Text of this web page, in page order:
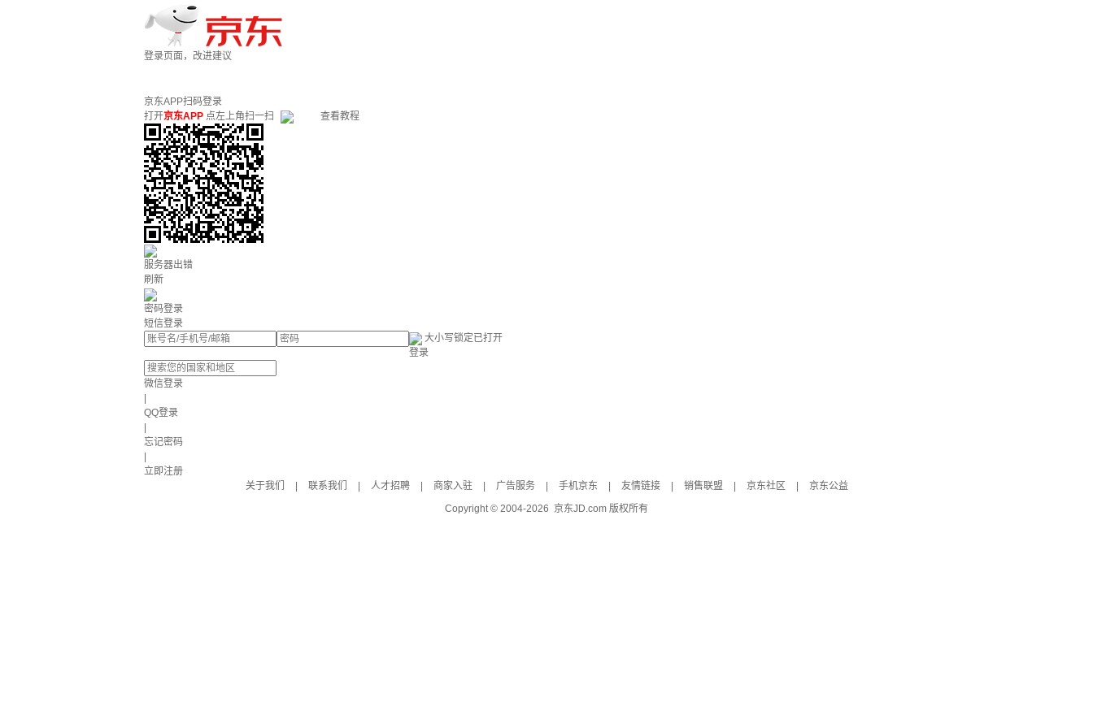
登录页面，改进建议
京东APP扫码登录
打开京东APP 点左上角扫一扫 查看教程
服务器出错
刷新
密码登录
短信登录
大小写锁定已打开
登录
微信登录
QQ登录
忘记密码
立即注册
关于我们
联系我们 人才招聘 商家入驻 广告服务 手机京东 友情链接 销售联盟 京东社区
京东公益
Copyright © 2004-2026 京东JD.com 版权所有